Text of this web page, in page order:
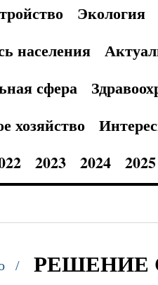
Экология
населения
сфера
хозяйство
2023 2024 2025
/
РЕШЕНИЕ